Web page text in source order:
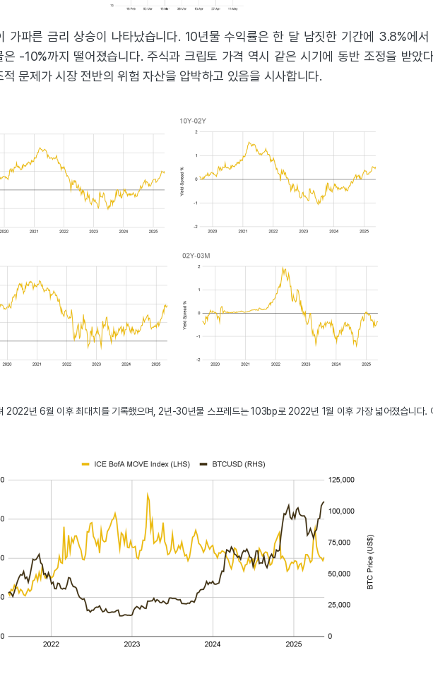
파른 금리 상승이 나타났습니다. 10년물 수익률은 한 달 남짓한 기간에 3.8%에
-10%까지 떨어졌습니다. 주식과 크립토 가격 역시 같은 시기에 동반 조정을 받았
문제가 시장 전반의 위험 자산을 압박하고 있음을 시사합니다.
년 6월 이후 최대치를 기록했으며, 2년-30년물 스프레드는 103bp로 2022년 1월 이후 가장 넓어졌습니다. 이